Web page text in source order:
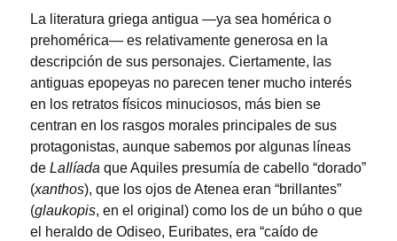
La literatura griega antigua —ya sea homérica o
prehomérica— es relativamente generosa en la
descripción de sus personajes. Ciertamente, las
antiguas epopeyas no parecen tener mucho interés
en los retratos físicos minuciosos, más bien se
centran en los rasgos morales principales de sus
protagonistas, aunque sabemos por algunas líneas
de LaIlíada que Aquiles presumía de cabello “dorado”
(xanthos), que los ojos de Atenea eran “brillantes”
(glaukopis, en el original) como los de un búho o que
el heraldo de Odiseo, Euribates, era “caído de